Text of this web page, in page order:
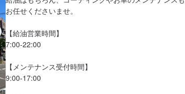
お任せくださいませ。
【給油営業時間】
7:00-22:00
【メンテナンス受付時間】
9:00-17:00